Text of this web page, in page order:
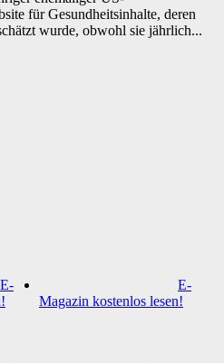
für Gesundheitsinhalte, deren
wurde, obwohl sie jährlich...
E-
E-
Magazin kostenlos lesen!